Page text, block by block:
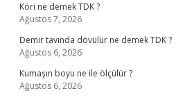
Köri ne demek TDK ?
Ağustos 7, 2026
Demir tavında dövülür ne demek TDK ?
Ağustos 6, 2026
Kumaşın boyu ne ile ölçülür ?
Ağustos 6, 2026